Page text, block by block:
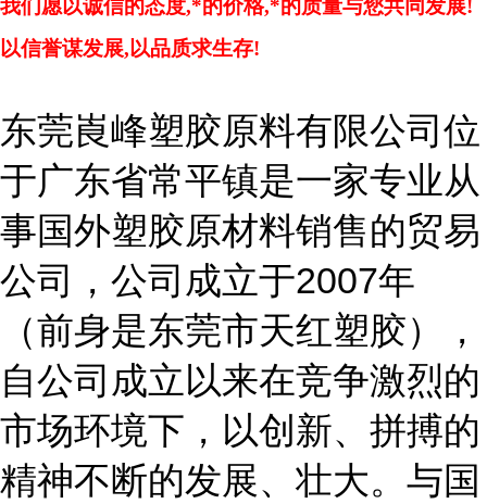
我们愿以诚信的态度,*的价格,*的质量与您共同发展!
以信誉谋发展,以品质求生存!
东莞崀峰塑胶原料有限公司位
于广东省常平镇是一家专业从
事国外塑胶原材料销售的贸易
公司，公司成立于2007年
（前身是东莞市天红塑胶），
自公司成立以来在竞争激烈的
市场环境下，以创新、拼搏的
精神不断的发展、壮大。与国